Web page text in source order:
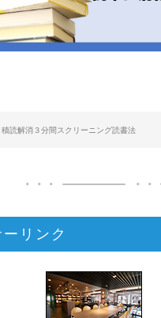
積読解消３分間スクリーニング読書法
リンク